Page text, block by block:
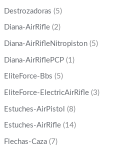
Destrozadoras (5)
Diana-AirRifle (2)
Diana-AirRifleNitropiston (5)
Diana-AirRiflePCP (1)
EliteForce-Bbs (5)
EliteForce-ElectricAirRifle (3)
Estuches-AirPistol (8)
Estuches-AirRifle (14)
Flechas-Caza (7)